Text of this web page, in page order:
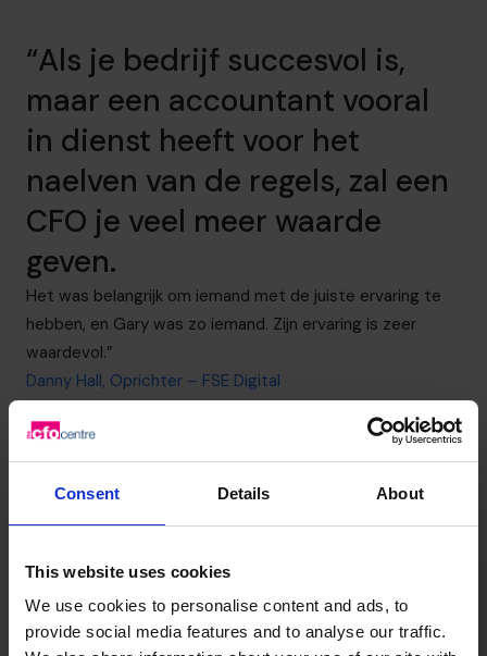
Consent Details About
This website uses cookies
We use cookies to personalise content and ads, to
provide social media features and to analyse our traffic.
“Als je bedrijf succesvol is,
maar een accountant vooral
in dienst heeft voor het
naelven van de regels, zal een
CFO je veel meer waarde
geven.
Het was belangrijk om iemand met de juiste ervaring te
hebben, en Gary was zo iemand. Zijn ervaring is zeer
waardevol.”
Danny Hall, Oprichter – FSE Digital
03 808 8767